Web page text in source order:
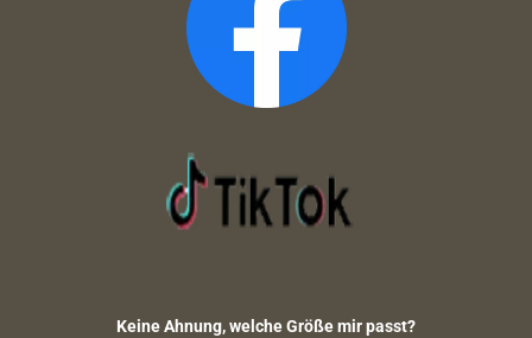
Keine Ahnung, welche Größe mir passt?